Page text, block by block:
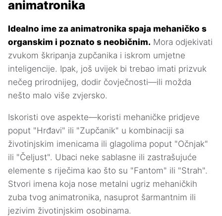
animatronika
Idealno ime za animatronika spaja mehaničko s
organskim i poznato s neobičnim. Mora odjekivati
zvukom škripanja zupčanika i iskrom umjetne
inteligencije. Ipak, još uvijek bi trebao imati prizvuk
nečeg prirodnijeg, dodir čovječnosti—ili možda
nešto malo više zvjersko.
Iskoristi ove aspekte—koristi mehaničke pridjeve
poput "Hrđavi" ili "Zupčanik" u kombinaciji sa
životinjskim imenicama ili glagolima poput "Očnjak"
ili "Čeljust". Ubaci neke sablasne ili zastrašujuće
elemente s riječima kao što su "Fantom" ili "Strah".
Stvori imena koja nose metalni ugriz mehaničkih
zuba tvog animatronika, nasuprot šarmantnim ili
jezivim životinjskim osobinama.